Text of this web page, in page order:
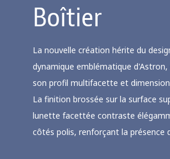
Boîtier
La nouvelle création hérite du
dynamique emblématique
son profil multifacette et
La finition brossée sur la surface
lunette facettée contraste
côtés polis, renforçant la présence